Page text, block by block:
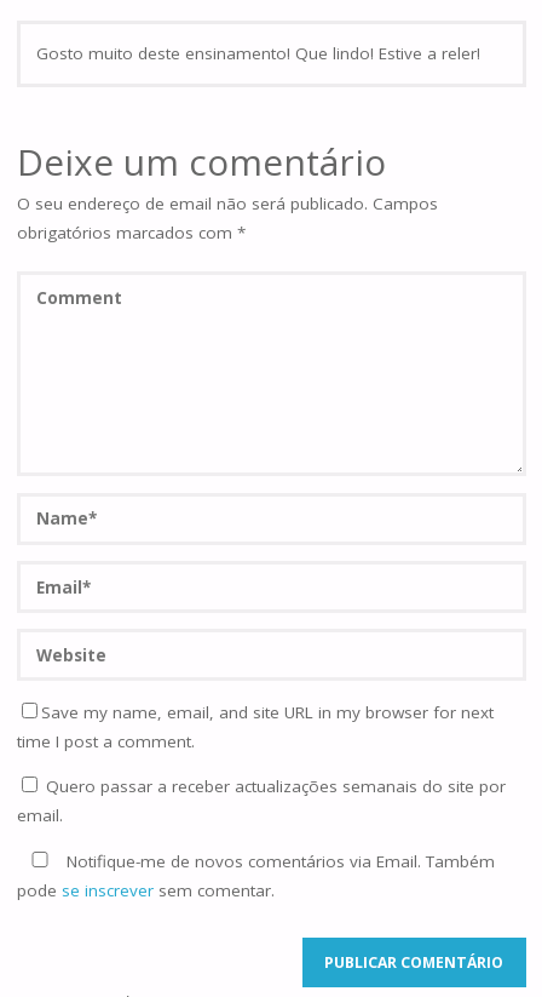
Gosto muito deste ensinamento! Que lindo! Estive a reler!
Deixe um comentário
O seu endereço de email não será publicado. Campos
obrigatórios marcados com *
Save my name, email, and site URL in my browser for next
time I post a comment.
Quero passar a receber actualizações semanais do site por
email.
Notifique-me de novos comentários via Email. Também
pode se inscreversem comentar.